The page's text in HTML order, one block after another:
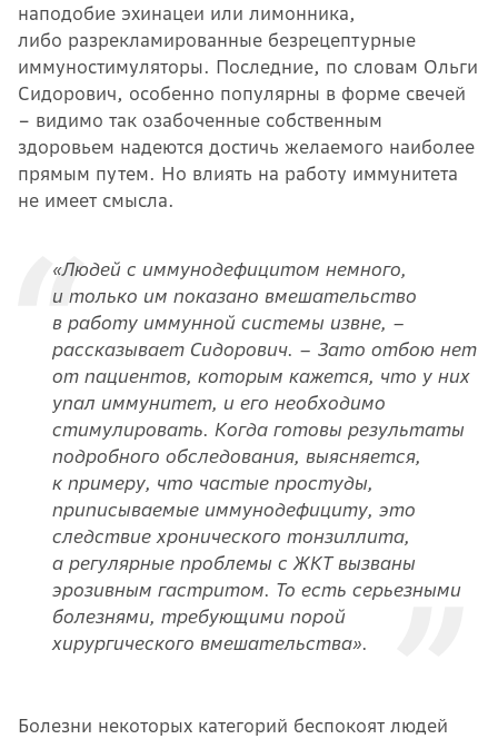
наподобие эхинацеи или лимонника,
либо разрекламированные безрецептурные
иммуностимуляторы. Последние, по словам Ольги
Сидорович, особенно популярны в форме свечей
– видимо так озабоченные собственным
здоровьем надеются достичь желаемого наиболее
прямым путем. Но влиять на работу иммунитета
не имеет смысла.
«Людей с иммунодефицитом немного,
и только им показано вмешательство
в работу иммунной системы извне, –
рассказывает Сидорович. – Зато отбою нет
от пациентов, которым кажется, что у них
упал иммунитет, и его необходимо
стимулировать. Когда готовы результаты
подробного обследования, выясняется,
к примеру, что частые простуды,
приписываемые иммунодефициту, это
следствие хронического тонзиллита,
а регулярные проблемы с ЖКТ вызваны
эрозивным гастритом. То есть серьезными
болезнями, требующими порой
хирургического вмешательства».
Болезни некоторых категорий беспокоят людей